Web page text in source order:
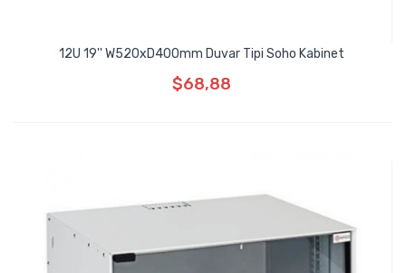
12U 19'' W520xD400mm Duvar Tipi Soho Kabinet
$68,88